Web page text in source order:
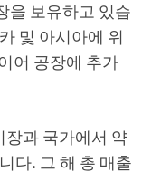
을 보유하고 있습
및 아시아에 위
어 공장에 추가
장과 국가에서 약
다. 그 해 총 매출